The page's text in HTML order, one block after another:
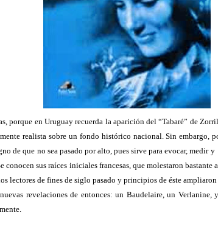
porque en Uruguay recuerda la aparición del “Tabaré” de
realista sobre un fondo histórico nacional. Sin
de que no sea pasado por alto, pues sirve para evocar, medir y
sus raíces iniciales francesas, que molestaron
lectores de fines de siglo pasado y principios de éste
revelaciones de entonces: un Baudelaire, un